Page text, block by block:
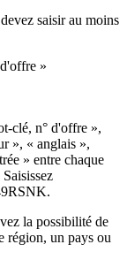
saisir au moins
»
clé, n° d'offre »,
», « anglais »,
» entre chaque
la possibilité de
région, un pays ou